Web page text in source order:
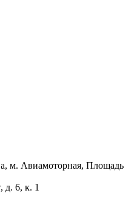
м. Авиамоторная, Площадь
д. 6, к. 1